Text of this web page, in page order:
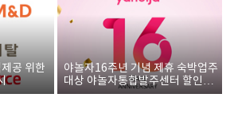
공 위한
야놀자16주년 기념 제휴 숙박업주
대상 야놀자통합발주센터 할인쿠
폰 증정